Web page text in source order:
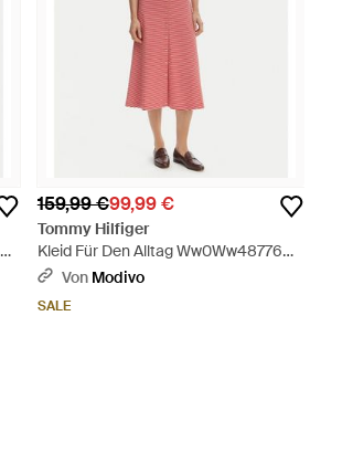
159,99 €99,99 €
Tommy Hilfiger
Kleid Für Den Alltag Ww0Ww48776
Regular Fit - Pink
Von Modivo
SALE